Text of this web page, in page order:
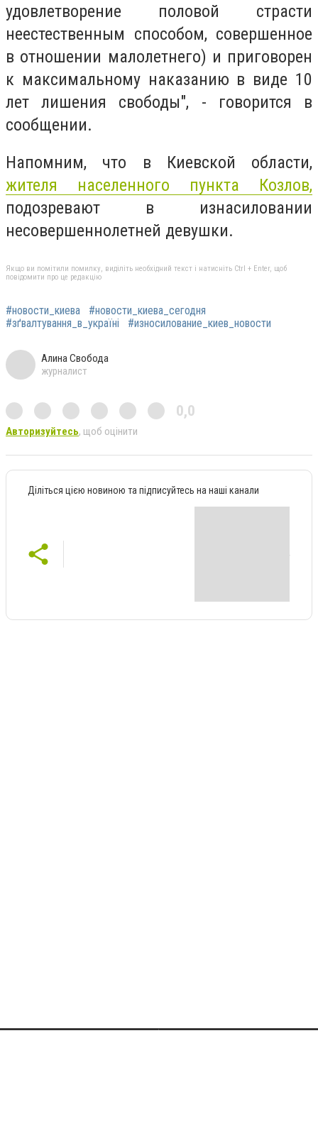
удовлетворение половой страсти
неестественным способом, совершенное
в отношении малолетнего) и приговорен
к максимальному наказанию в виде 10
лет лишения свободы", - говорится в
сообщении.
Напомним, что в Киевской области,
жителя населенного пункта Козлов,
подозревают в изнасиловании
несовершеннолетней девушки.
Якщо ви помітили помилку, виділіть необхідний текст і натисніть Ctrl + Enter, щоб
повідомити про це редакцію
#новости_киева
#новости_киева_сегодня
#зґвалтування_в_україні
#износилование_киев_новости
Алина Свобода
журналист
0,0
Авторизуйтесь, щоб оцінити
Діліться цією новиною та підписуйтесь на наші канали